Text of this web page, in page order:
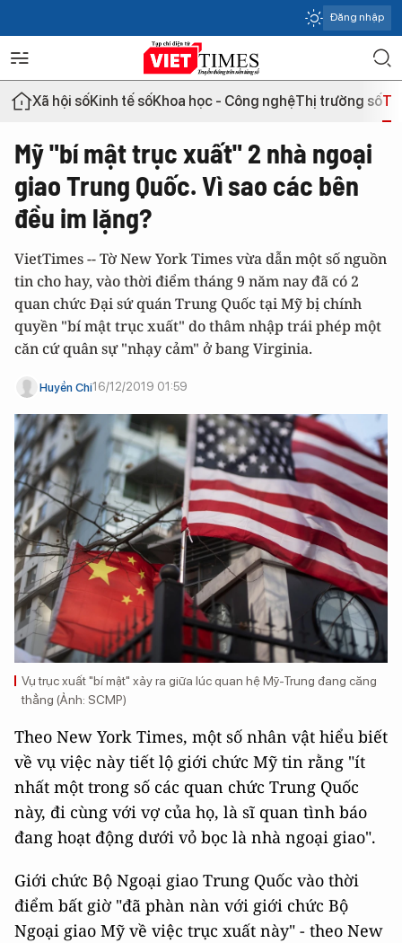
Đăng nhập
Xã hội sốKinh tế sốKhoa học - Công nghệThị trường số
Mỹ "bí mật trục xuất" 2 nhà ngoại
giao Trung Quốc. Vì sao các bên
đều im lặng?
VietTimes -- Tờ New York Times vừa dẫn một số nguồn
tin cho hay, vào thời điểm tháng 9 năm nay đã có 2
quan chức Đại sứ quán Trung Quốc tại Mỹ bị chính
quyền "bí mật trục xuất" do thâm nhập trái phép một
căn cứ quân sự "nhạy cảm" ở bang Virginia.
Huyền Chi16/12/2019 01:59
Vụ trục xuất "bí mật" xảy ra giữa lúc quan hệ Mỹ-Trung đang căng
thẳng (Ảnh: SCMP)
Theo New York Times, một số nhân vật hiểu biết
về vụ việc này tiết lộ giới chức Mỹ tin rằng "ít
nhất một trong số các quan chức Trung Quốc
này, đi cùng với vợ của họ, là sĩ quan tình báo
đang hoạt động dưới vỏ bọc là nhà ngoại giao".
Giới chức Bộ Ngoại giao Trung Quốc vào thời
điểm bất giờ "đã phàn nàn với giới chức Bộ
Ngoại giao Mỹ về việc trục xuất này" - theo New